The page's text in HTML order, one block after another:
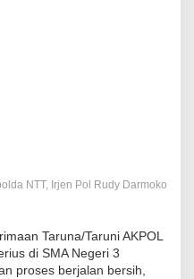
NTT, Irjen Pol Rudy Darmoko
Taruna/Taruni AKPOL
di SMA Negeri 3
proses berjalan bersih,